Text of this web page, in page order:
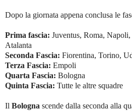
Dopo la giornata appena conclusa le
Prima fascia: Juventus, Roma,
Atalanta
Seconda Fascia: Fiorentina, Torino,
Terza Fascia: Empoli
Quarta Fascia: Bologna
Quinta Fascia: Tutte le altre squadre
Il Bologna scende dalla seconda alla